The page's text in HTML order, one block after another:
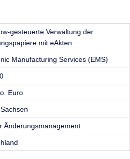
gesteuerte Verwaltung der
mit eAkten
Manufacturing Services (EMS)
Euro
Änderungsmanagement